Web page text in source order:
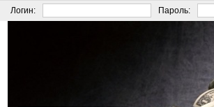
Логин: Пароль: